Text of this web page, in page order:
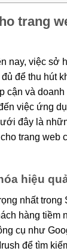
trang
nay, việc sở
để thu hút
cận và
việc ứng
đây là
trang web
hiệu
nhất trong
hàng tiềm
cụ như
để tìm